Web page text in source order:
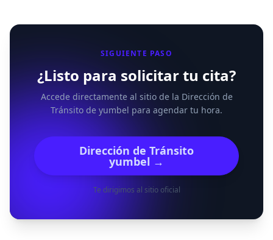
SIGUIENTE PASO
¿Listo para solicitar tu cita?
Accede directamente al sitio de la Dirección de
Tránsito de yumbel para agendar tu hora.
Dirección de Tránsito
yumbel →
Te dirigimos al sitio oficial